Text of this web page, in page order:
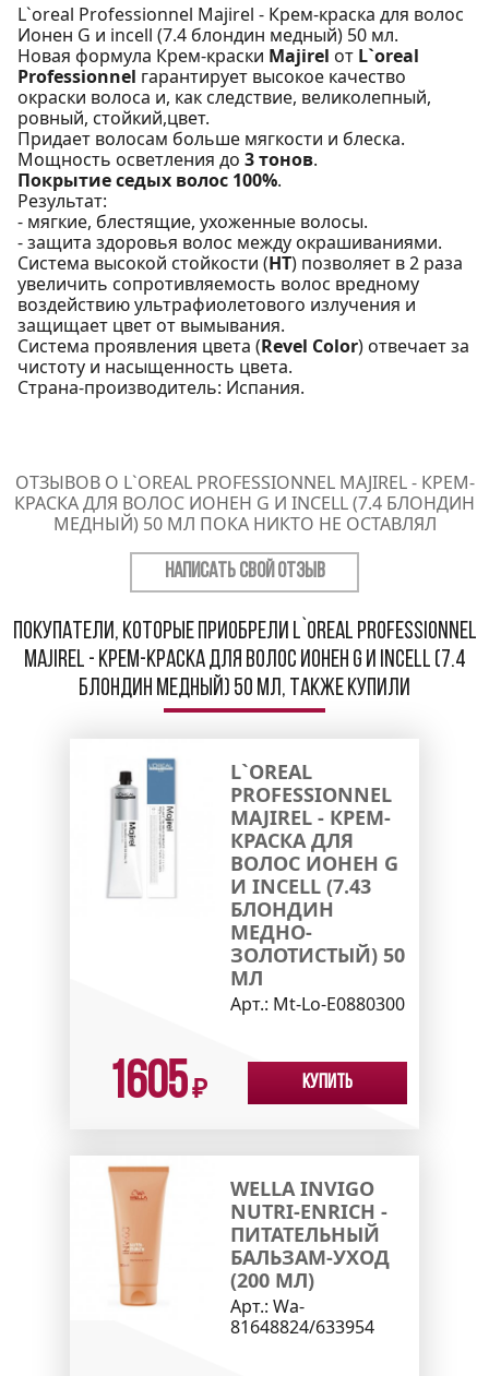
L`oreal Professionnel Majirel - Крем-краска для волос
Ионен G и incell (7.4 блондин медный) 50 мл.
Новая формула Крем-краски Majirel от L`oreal
Professionnel гарантирует высокое качество
окраски волоса и, как следствие, великолепный,
ровный, стойкий,цвет.
Придает волосам больше мягкости и блеска.
Мощность осветления до 3 тонов.
Покрытие седых волос 100%.
Результат:
- мягкие, блестящие, ухоженные волосы.
- защита здоровья волос между окрашиваниями.
Система высокой стойкости (НТ) позволяет в 2 раза
увеличить сопротивляемость волос вредному
воздействию ультрафиолетового излучения и
защищает цвет от вымывания.
Система проявления цвета (Revel Color) отвечает за
чистоту и насыщенность цвета.
Страна-производитель: Испания.
ОТЗЫВОВ О L`OREAL PROFESSIONNEL MAJIREL - КРЕМ-
КРАСКА ДЛЯ ВОЛОС ИОНЕН G И INCELL (7.4 БЛОНДИН
МЕДНЫЙ) 50 МЛ ПОКА НИКТО НЕ ОСТАВЛЯЛ
НАПИСАТЬ СВОЙ ОТЗЫВ
Покупатели, которые приобрели L`oreal Professionnel
Majirel - Крем-краска для волос Ионен G и incell (7.4
блондин медный) 50 мл, также купили
L`OREAL
PROFESSIONNEL
MAJIREL - КРЕМ-
КРАСКА ДЛЯ
ВОЛОС ИОНЕН G
И INCELL (7.43
БЛОНДИН
МЕДНО-
ЗОЛОТИСТЫЙ) 50
МЛ
Арт.: Mt-Lo-E0880300
1605₽ Купить
WELLA INVIGO
NUTRI-ENRICH -
ПИТАТЕЛЬНЫЙ
БАЛЬЗАМ-УХОД
(200 МЛ)
Арт.: Wa-
81648824/633954